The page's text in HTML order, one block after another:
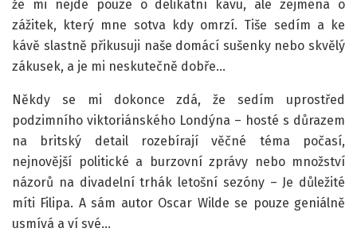
že mi nejde pouze o delikátní kávu, ale zejména o
zážitek, který mne sotva kdy omrzí. Tiše sedím a ke
kávě slastně přikusuji naše domácí sušenky nebo skvělý
zákusek, a je mi neskutečně dobře…
Někdy se mi dokonce zdá, že sedím uprostřed
podzimního viktoriánského Londýna – hosté s důrazem
na britský detail rozebírají věčné téma počasí,
nejnovější politické a burzovní zprávy nebo množství
názorů na divadelní trhák letošní sezóny – Je důležité
míti Filipa. A sám autor Oscar Wilde se pouze geniálně
usmívá a ví své…